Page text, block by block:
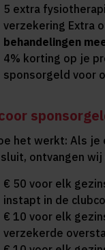
5 extra
verzekering Extra
behandelingen
4% korting op je
sponsorgeld voor
het werkt: Als je
ontvangen
€ 50 voor elk
instapt in de
€ 10 voor elk
verzekerde